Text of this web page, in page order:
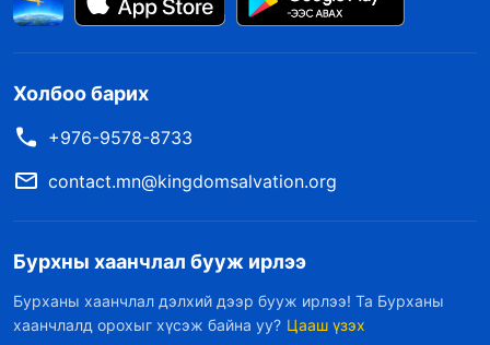
Холбоо барих
+976-9578-8733
contact.mn@kingdomsalvation.org
Бурхны хаанчлал бууж ирлээ
Бурханы хаанчлал дэлхий дээр бууж ирлээ! Та Бурханы
хаанчлалд орохыг хүсэж байна уу? Цааш үзэх